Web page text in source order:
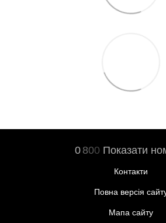
0 800 Показати
Контакти
Повна версія
Мапа сайту